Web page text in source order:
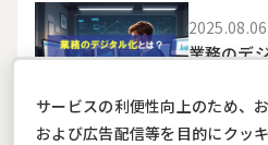
2025.08.06
業務のデ
サービスの利便性向上のため、
および広告配信等を目的にクッ